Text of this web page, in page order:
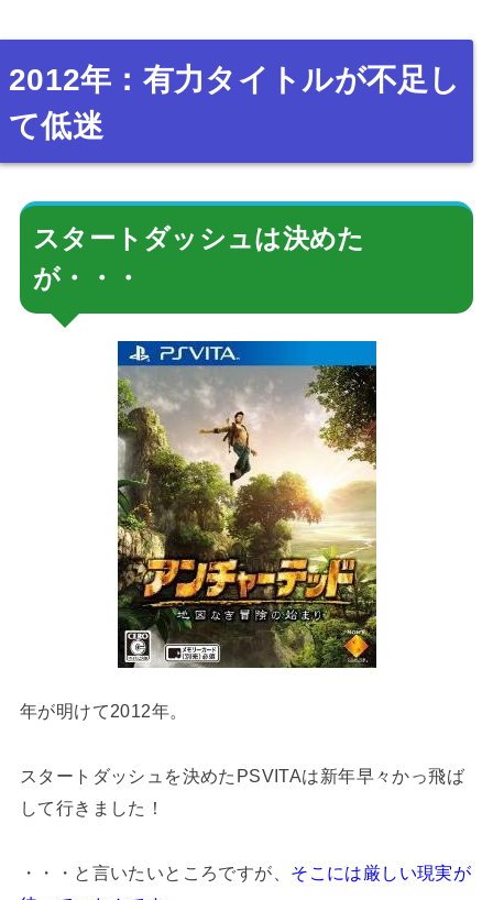
2012年：有力タイトルが不足し
て低迷
スタートダッシュは決めた
が・・・
年が明けて2012年。
スタートダッシュを決めたPSVITAは新年早々かっ飛ば
して行きました！
・・・と言いたいところですが、 そこには厳しい現実が